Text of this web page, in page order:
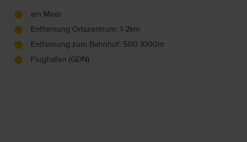
am Meer
Entfernung Ortszentrum: 1-2km
Entfernung zum Bahnhof: 500-1000m
Flughafen (GDN)